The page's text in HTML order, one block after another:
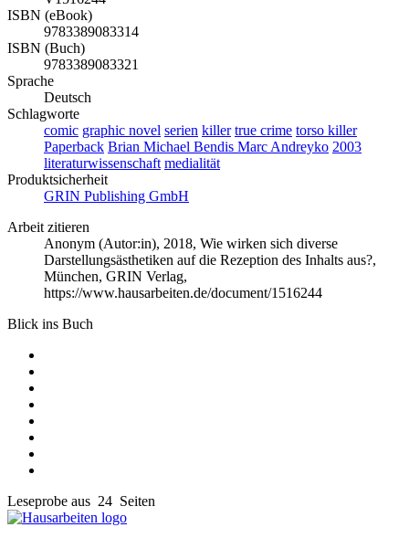
ISBN (eBook)
9783389083314
ISBN (Buch)
9783389083321
Sprache
Deutsch
Schlagworte
comic graphic novel serien killer true crime torso killer
Paperback Brian Michael Bendis Marc Andreyko 2003
literaturwissenschaft medialität
Produktsicherheit
GRIN Publishing GmbH
Arbeit zitieren
Anonym (Autor:in), 2018, Wie wirken sich diverse
Darstellungsästhetiken auf die Rezeption des Inhalts aus?,
München, GRIN Verlag,
https://www.hausarbeiten.de/document/1516244
Blick ins Buch
Leseprobe aus 24 Seiten